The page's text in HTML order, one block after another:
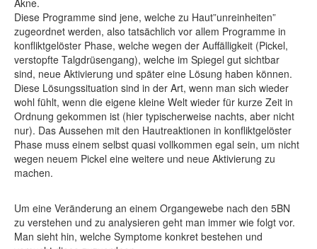
Akne.
Diese Programme sind jene, welche zu Haut”unreinheiten”
zugeordnet werden, also tatsächlich vor allem Programme in
konfliktgelöster Phase, welche wegen der Auffälligkeit (Pickel,
verstopfte Talgdrüsengang), welche im Spiegel gut sichtbar
sind, neue Aktivierung und später eine Lösung haben können.
Diese Lösungssituation sind in der Art, wenn man sich wieder
wohl fühlt, wenn die eigene kleine Welt wieder für kurze Zeit in
Ordnung gekommen ist (hier typischerweise nachts, aber nicht
nur). Das Aussehen mit den Hautreaktionen in konfliktgelöster
Phase muss einem selbst quasi vollkommen egal sein, um nicht
wegen neuem Pickel eine weitere und neue Aktivierung zu
machen.
Um eine Veränderung an einem Organgewebe nach den 5BN
zu verstehen und zu analysieren geht man immer wie folgt vor.
Man sieht hin, welche Symptome konkret bestehen und